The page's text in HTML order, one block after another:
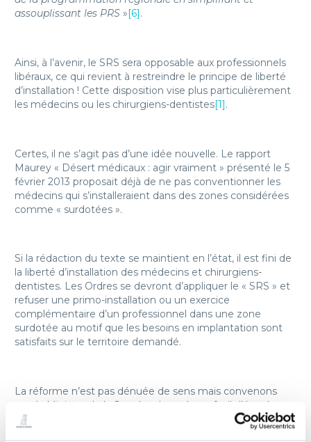
assouplissant les PRS »[6].
Ainsi, à l’avenir, le SRS sera opposable aux professionnels
libéraux, ce qui revient à restreindre le principe de liberté
d’installation ! Cette disposition vise plus particulièrement
les médecins ou les chirurgiens-dentistes[1].
Certes, il ne s’agit pas d’une idée nouvelle. Le rapport
Maurey « Désert médicaux : agir vraiment » présenté le 5
février 2013 proposait déjà de ne pas conventionner les
médecins qui s’installeraient dans des zones considérées
comme « surdotées ».
Si la rédaction du texte se maintient en l’état, il est fini de
la liberté d’installation des médecins et chirurgiens-
dentistes. Les Ordres se devront d’appliquer le « SRS » et
refuser une primo-installation ou un exercice
complémentaire d’un professionnel dans une zone
surdotée au motif que les besoins en implantation sont
satisfaits sur le territoire demandé.
La réforme n’est pas dénuée de sens mais convenons
que la Ministre de la Santé a changé son fusil d’épaule :
Après avoir énoncé des mesures incitatives dans le cadre
du « pacte territoire santé » (décembre 2012), elle engage